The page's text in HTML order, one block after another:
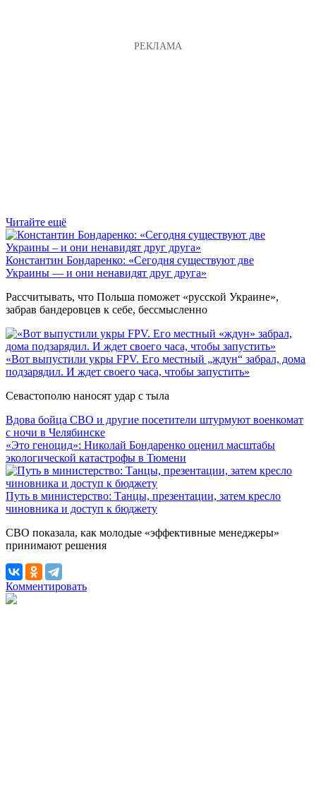
Читайте ещё
Константин Бондаренко: «Сегодня существуют две
Украины — и они ненавидят друг друга»
Рассчитывать, что Польша поможет «русской Украине»,
забрав бандеровцев к себе, бессмысленно
«Вот выпустили укры FPV. Его местный „ждун“ забрал, дома
подзарядил. И ждет своего часа, чтобы запустить»
Севастополю наносят удар с тыла
Вдова бойца СВО и другие посетители штурмуют военкомат
с ночи в Челябинске
«Это геноцид»: Николай Бондаренко оценил масштабы
экологической катастрофы в Тюмени
Путь в министерство: Танцы, презентации, затем кресло
чиновника и доступ к бюджету
СВО показала, как молодые «эффективные менеджеры»
принимают решения
Комментировать